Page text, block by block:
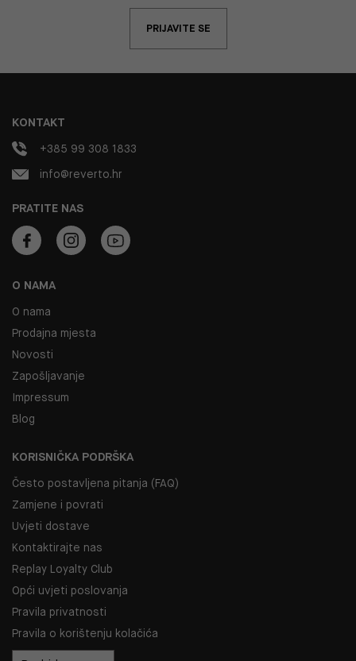
PRIJAVITE SE
O NAMA
O nama
Prodajna mjesta
Novosti
Zapošljavanje
Impressum
Blog
KORISNIČKA PODRŠKA
Često postavljena pitanja (FAQ)
Zamjene i povrati
Uvjeti dostave
Kontaktirajte nas
Replay Loyalty Club
Opći uvjeti poslovanja
Pravila privatnosti
Pravila o korištenju kolačića
PRATITE NAS
KONTAKT
+385 99 308 1833
info@reverto.hr